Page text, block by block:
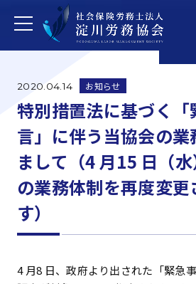
2020.04.14 お知らせ
特別措置法に基づく「
言」に伴う当協会の業
まして（4 月15 日（
の業務体制を再度変更
す）
4 月8 日、政府より出された「緊急